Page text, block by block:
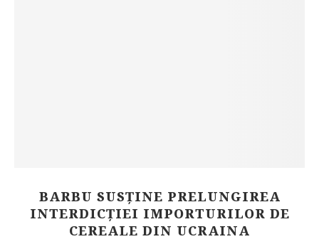
BARBU SUSȚINE PRELUNGIREA
INTERDICȚIEI IMPORTURILOR DE
CEREALE DIN UCRAINA